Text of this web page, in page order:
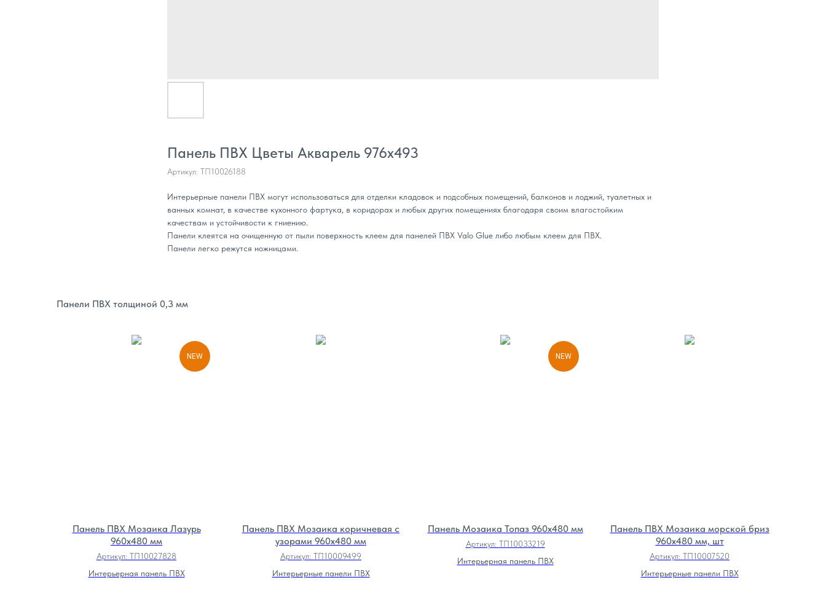
Панель ПВХ Цветы Акварель 976х493
Артикул: ТП10026188
Интерьерные панели ПВХ могут использоваться для отделки кладовок и подсобных помещений, балконов и лоджий, туалетных и
ванных комнат, в качестве кухонного фартука, в коридорах и любых других помещениях благодаря своим влагостойким
качествам и устойчивости к гниению.
Панели клеятся на очищенную от пыли поверхность клеем для панелей ПВХ Valo Glue либо любым клеем для ПВХ.
Панели легко режутся ножницами.
Панели ПВХ толщиной 0,3 мм
NEW
Панель ПВХ Мозаика Лазурь
960х480 мм
Артикул: ТП10027828
Интерьерная панель ПВХ
Панель ПВХ Мозаика коричневая с
узорами 960х480 мм
Артикул: ТП10009499
Интерьерные панели ПВХ
NEW
Панель Мозаика Топаз 960х480 мм
Артикул: ТП10033219
Интерьерная панель ПВХ
Панель ПВХ Мозаика морской бриз
960х480 мм, шт
Артикул: ТП10007520
Интерьерные панели ПВХ